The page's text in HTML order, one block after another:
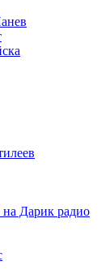
Дарик радио